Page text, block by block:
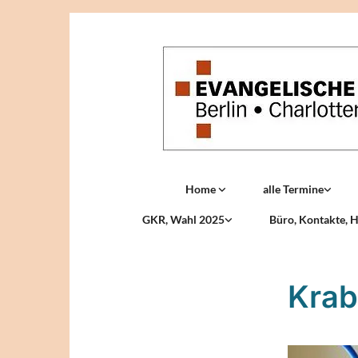
Home alle Termine
GKR, Wahl 2025 Büro, Kontakte,